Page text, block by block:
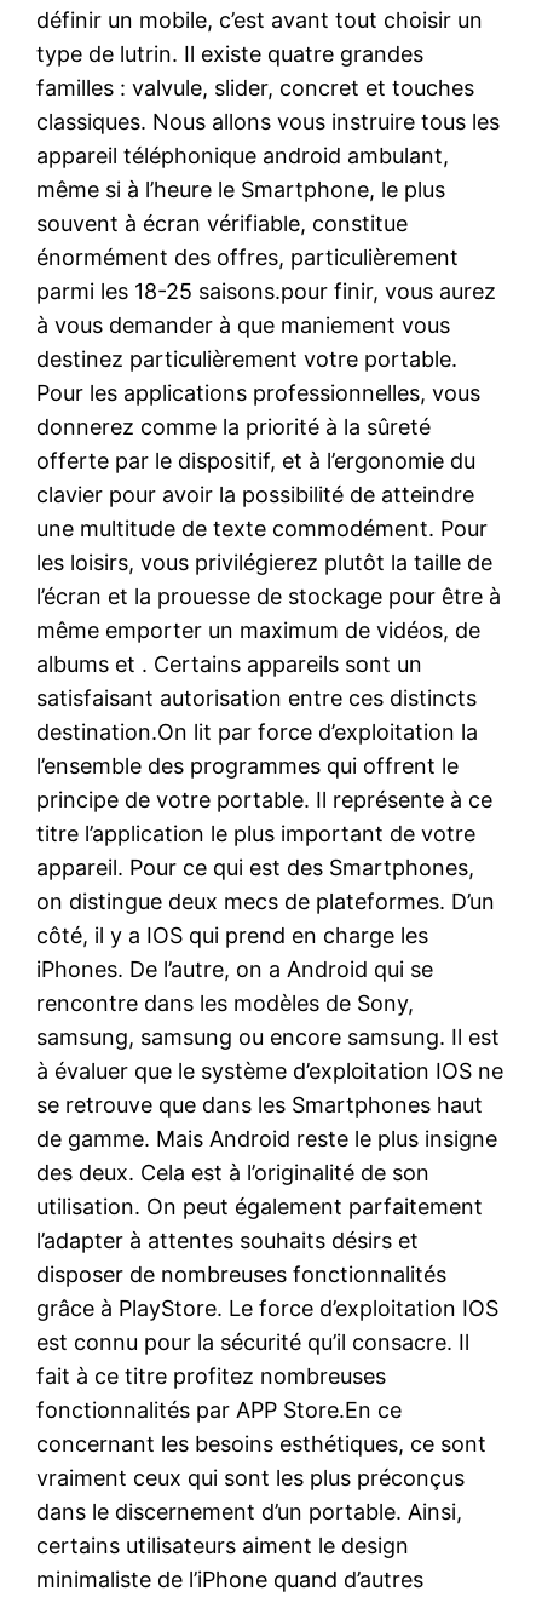
définir un mobile, c’est avant tout choisir un
type de lutrin. Il existe quatre grandes
familles : valvule, slider, concret et touches
classiques. Nous allons vous instruire tous les
appareil téléphonique android ambulant,
même si à l’heure le Smartphone, le plus
souvent à écran vérifiable, constitue
énormément des offres, particulièrement
parmi les 18-25 saisons.pour finir, vous aurez
à vous demander à que maniement vous
destinez particulièrement votre portable.
Pour les applications professionnelles, vous
donnerez comme la priorité à la sûreté
offerte par le dispositif, et à l’ergonomie du
clavier pour avoir la possibilité de atteindre
une multitude de texte commodément. Pour
les loisirs, vous privilégierez plutôt la taille de
l’écran et la prouesse de stockage pour être à
même emporter un maximum de vidéos, de
albums et . Certains appareils sont un
satisfaisant autorisation entre ces distincts
destination.On lit par force d’exploitation la
l’ensemble des programmes qui offrent le
principe de votre portable. Il représente à ce
titre l’application le plus important de votre
appareil. Pour ce qui est des Smartphones,
on distingue deux mecs de plateformes. D’un
côté, il y a IOS qui prend en charge les
iPhones. De l’autre, on a Android qui se
rencontre dans les modèles de Sony,
samsung, samsung ou encore samsung. Il est
à évaluer que le système d’exploitation IOS ne
se retrouve que dans les Smartphones haut
de gamme. Mais Android reste le plus insigne
des deux. Cela est à l’originalité de son
utilisation. On peut également parfaitement
l’adapter à attentes souhaits désirs et
disposer de nombreuses fonctionnalités
grâce à PlayStore. Le force d’exploitation IOS
est connu pour la sécurité qu’il consacre. Il
fait à ce titre profitez nombreuses
fonctionnalités par APP Store.En ce
concernant les besoins esthétiques, ce sont
vraiment ceux qui sont les plus préconçus
dans le discernement d’un portable. Ainsi,
certains utilisateurs aiment le design
minimaliste de l’iPhone quand d’autres